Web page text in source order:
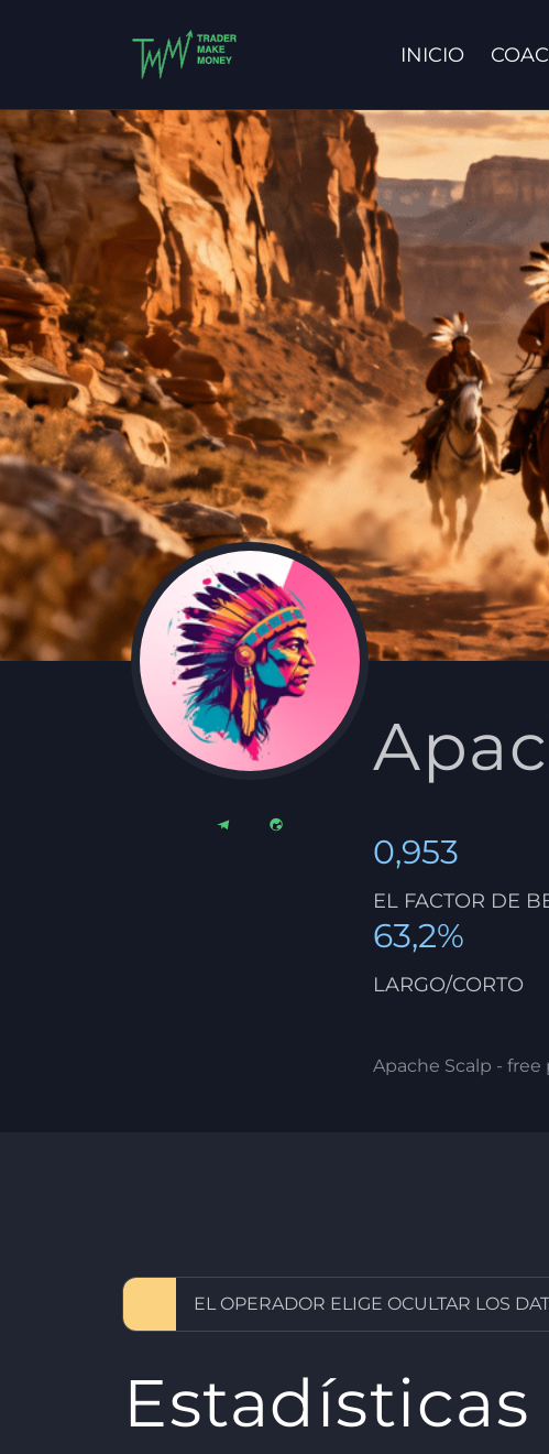
INICIO
0,953
EL FACTOR DE
63,2%
LARGO/CORTO
Apache Scalp -
EL OPERADOR ELIGE OCULTAR LOS
Estadísticas